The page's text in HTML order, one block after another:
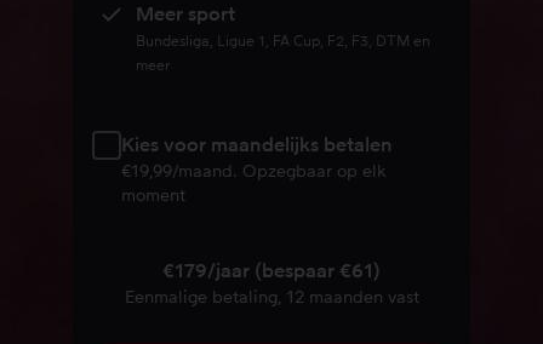
Meer sport
Bundesliga, Ligue 1, FA Cup, F2, F3, DTM en
meer
Kies voor maandelijks betalen
€19,99/maand. Opzegbaar op elk
moment
€179/jaar (bespaar €61)
Eenmalige betaling, 12 maanden vast